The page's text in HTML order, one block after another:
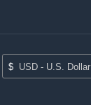
$ USD - U.S. Dollar